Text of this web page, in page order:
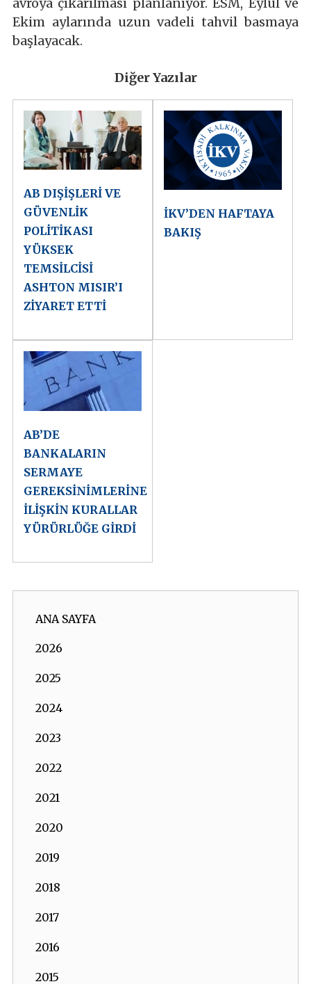
avroya çıkarılması planlanıyor. ESM, Eylül ve
Ekim aylarında uzun vadeli tahvil basmaya
başlayacak.
Diğer Yazılar
AB DIŞİŞLERİ VE
GÜVENLİK
POLİTİKASI
YÜKSEK
TEMSİLCİSİ
ASHTON MISIR’I
ZİYARET ETTİ
İKV’DEN HAFTAYA
BAKIŞ
AB’DE
BANKALARIN
SERMAYE
GEREKSİNİMLERİNE
İLİŞKİN KURALLAR
YÜRÜRLÜĞE GİRDİ
ANA SAYFA
2026
2025
2024
2023
2022
2021
2020
2019
2018
2017
2016
2015